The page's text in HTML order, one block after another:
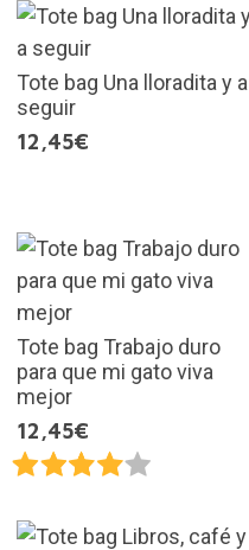
Tote bag Una lloradita y a
seguir
12,45€
Tote bag Trabajo duro
para que mi gato viva
mejor
12,45€